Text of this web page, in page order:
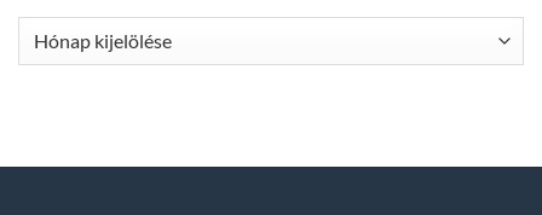
Archívum